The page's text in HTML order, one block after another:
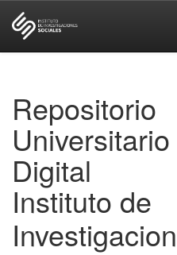
Repositorio
Universitario
Digital
Instituto de